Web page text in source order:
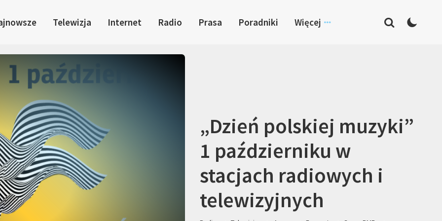
Telewizja Internet Radio Prasa Poradniki Więcej
„Dzień polskiej muzyki”
1 październiku w
stacjach radiowych i
telewizyjnych